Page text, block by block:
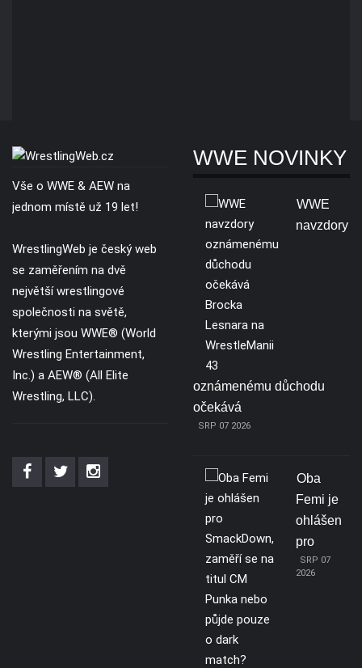
Vše o WWE & AEW na
jednom místě už 19 let!
WrestlingWeb je český web
se zaměřením na dvě
největší wrestlingové
společnosti na světě,
kterými jsou WWE® (World
Wrestling Entertainment,
Inc.) a AEW® (All Elite
Wrestling, LLC).
WWE NOVINKY
WWE
navzdory
oznámenému důchodu
očekává
SRP 07 2026
Oba
Femi je
ohlášen
pro
SRP 07
2026